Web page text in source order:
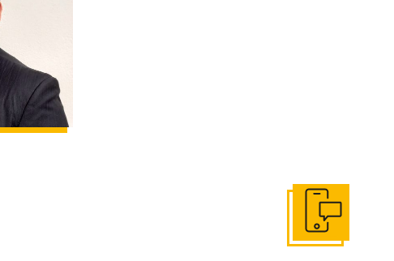
Get In Touch